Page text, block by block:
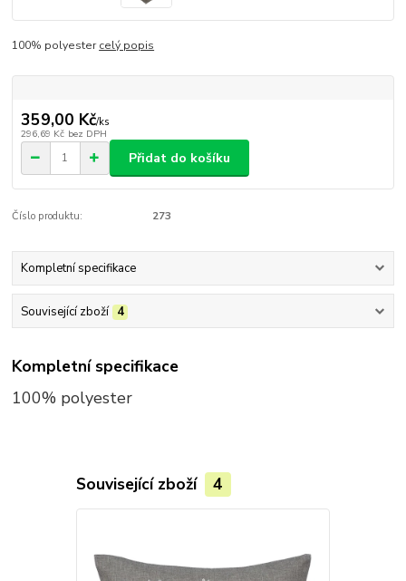
100% polyestercelý popis
359,00 Kč/ks
296,69 Kč bez DPH
Přidat do košíku
Číslo produktu: 273
Kompletní specifikace
Související zboží 4
Kompletní specifikace
100% polyester
Související zboží 4